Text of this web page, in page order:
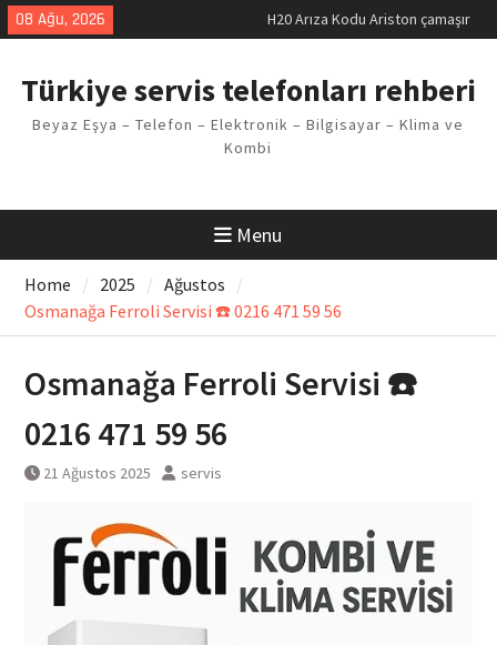
Skip
to
08 Ağu, 2026
H20 Arıza Kodu Ariston çamaşır
makinesi Sorunu
Arçelik buzdolabı F5 Hatası
Vaillant çamaşır makinesi E03
Arıza Kodu
Türkiye servis telefonları rehberi
Beyaz Eşya – Telefon – Elektronik – Bilgisayar – Klima ve
Kombi
Menu
Home 2025
Ağustos
Osmanağa Ferroli Servisi ☎️ 0216 471 59 56
Osmanağa Ferroli Servisi ☎️
0216 471 59 56
21 Ağustos 2025 servis